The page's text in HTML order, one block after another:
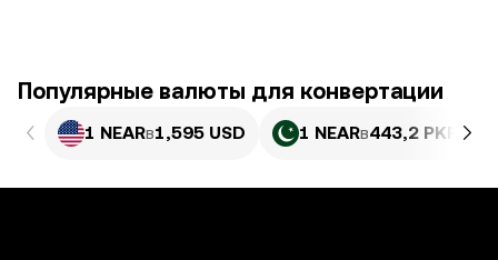
Популярные валюты для конвертации
1 NEARв1,595 USD 1 NEARв443,2 PKR